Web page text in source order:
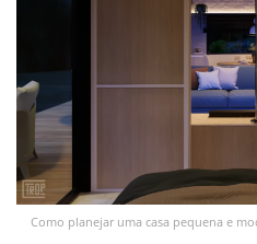
Como planejar uma casa pequena e